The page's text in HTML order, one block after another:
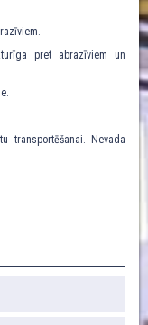
pret abrazīviem un
transportēšanai. Nevada